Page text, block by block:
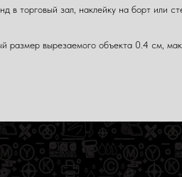
в торговый зал, наклейку на борт или
размер вырезаемого объекта 0.4 см,